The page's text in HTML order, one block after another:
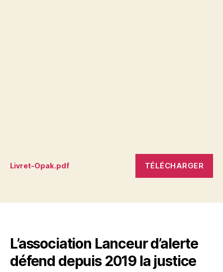
Livret-Opak.pdf TÉLÉCHARGER
L’association Lanceur d’alerte
défend depuis 2019 la justice